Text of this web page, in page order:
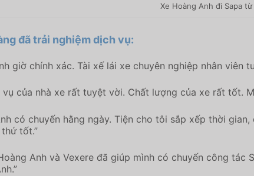
Xe Hoàng Anh đi Sapa từ
đã trải nghiệm dịch vụ:
giờ chính xác. Tài xế lái xe chuyên nghiệp nhân
vụ của nhà xe rất tuyệt vời. Chất lượng của xe rất tốt.
có chuyến hằng ngày. Tiện cho tôi sắp xếp thời
tốt.”
Anh và Vexere đã giúp mình có chuyến công